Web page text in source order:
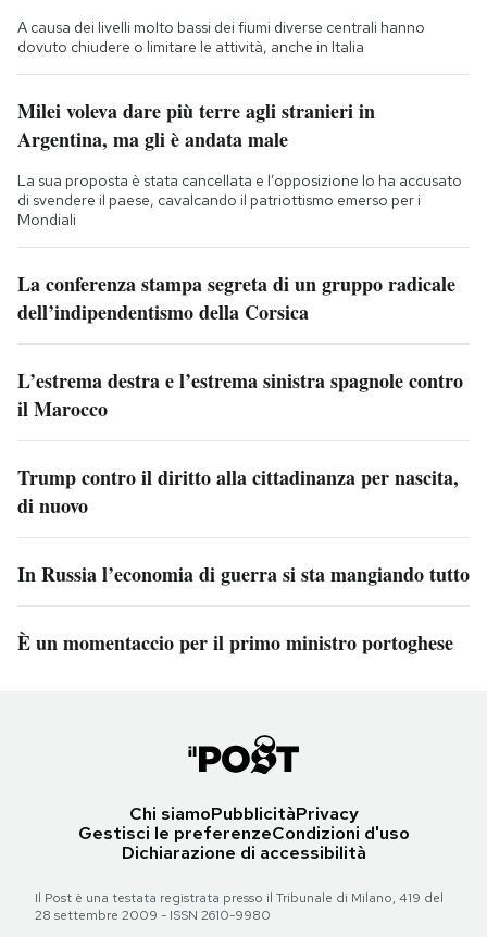
A causa dei livelli molto bassi dei fiumi diverse centrali hanno
dovuto chiudere o limitare le attività, anche in Italia
Milei voleva dare più terre agli stranieri in
Argentina, ma gli è andata male
La sua proposta è stata cancellata e l’opposizione lo ha accusato
di svendere il paese, cavalcando il patriottismo emerso per i
Mondiali
La conferenza stampa segreta di un gruppo radicale
dell’indipendentismo della Corsica
L’estrema destra e l’estrema sinistra spagnole contro
il Marocco
Trump contro il diritto alla cittadinanza per nascita,
di nuovo
In Russia l’economia di guerra si sta mangiando tutto
È un momentaccio per il primo ministro portoghese
Chi siamoPubblicitàPrivacy
Gestisci le preferenzeCondizioni d'uso
Dichiarazione di accessibilità
Il Post è una testata registrata presso il Tribunale di Milano, 419 del
28 settembre 2009 - ISSN 2610-9980